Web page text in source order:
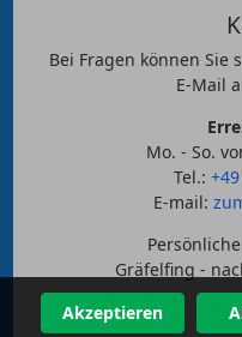
Bei Fragen können Sie
E-Mail
Mo. - So.
Tel.:
E-mail:
Gräfelfing -
Akzeptieren